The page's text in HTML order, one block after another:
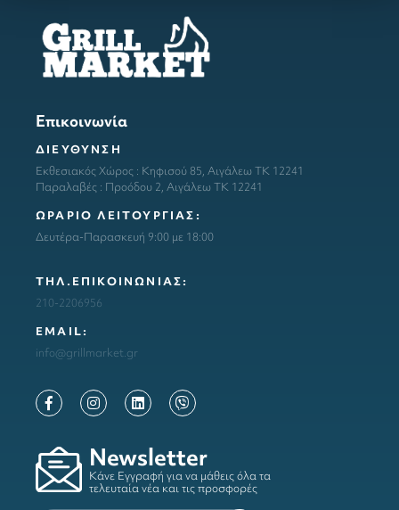
Επικοινωνία
ΔΙΕΥΘΥΝΣΗ
Εκθεσιακός Χώρος : Κηφισού 85, Αιγάλεω ΤΚ 12241
Παραλαβές : Προόδου 2, Αιγάλεω ΤΚ 12241
ΩΡΑΡΙΟ ΛΕΙΤΟΥΡΓΙΑΣ:
Δευτέρα-Παρασκευή 9:00 με 18:00
ΤΗΛ.ΕΠΙΚΟΙΝΩΝΙΑΣ:
210-2206956
ΕΜΑΙL:
info@grillmarket.gr
Newsletter
Κάνε Εγγραφή για να μάθεις όλα τα
τελευταία νέα και τις προσφορές